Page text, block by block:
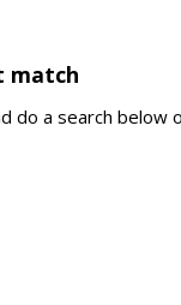
match
do a search below